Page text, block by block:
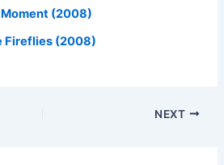
(2008)
Fireflies (2008)
NEXT